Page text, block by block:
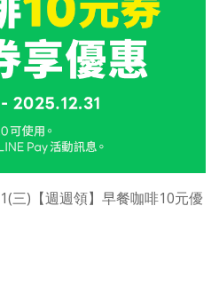
三)【週週領】早餐咖啡10元優